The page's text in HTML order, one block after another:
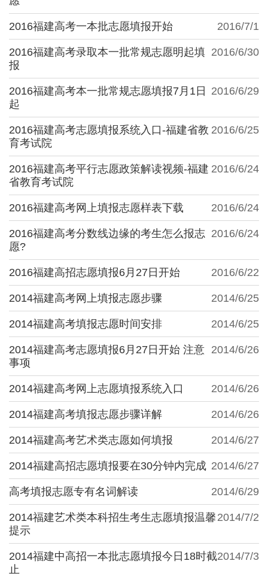
2016/7/1
2016福建高考一本批志愿填报开始
2016/6/30
2016福建高考录取本一批常规志愿明起填
报
2016/6/29
2016福建高考本一批常规志愿填报7月1日
起
2016/6/25
2016福建高考志愿填报系统入口-福建省教
育考试院
2016/6/24
2016福建高考平行志愿政策解读视频-福建
省教育考试院
2016/6/24
2016福建高考网上填报志愿样表下载
2016/6/24
2016福建高考分数线边缘的考生怎么报志
愿?
2016/6/22
2016福建高招志愿填报6月27日开始
2014/6/25
2014福建高考网上填报志愿步骤
2014/6/25
2014福建高考填报志愿时间安排
2014/6/26
2014福建高考志愿填报6月27日开始 注意
事项
2014/6/26
2014福建高考网上志愿填报系统入口
2014/6/26
2014福建高考填报志愿步骤详解
2014/6/27
2014福建高考艺术类志愿如何填报
2014/6/27
2014福建高招志愿填报要在30分钟内完成
2014/6/29
高考填报志愿专有名词解读
2014/7/2
2014福建艺术类本科招生考生志愿填报温馨
提示
2014/7/3
2014福建中高招一本批志愿填报今日18时截
止